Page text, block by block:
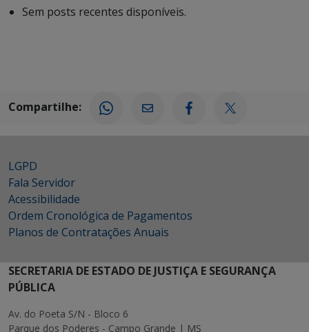
Sem posts recentes disponíveis.
Compartilhe:
LGPD
Fala Servidor
Acessibilidade
Ordem Cronológica de Pagamentos
Planos de Contratações Anuais
SECRETARIA DE ESTADO DE JUSTIÇA E SEGURANÇA
PÚBLICA
Av. do Poeta S/N - Bloco 6
Parque dos Poderes - Campo Grande | MS